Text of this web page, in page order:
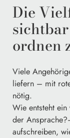
Die
ordnen
Viele
liefern – mit
nötig.
Wie entsteht
der
aufschreiben,